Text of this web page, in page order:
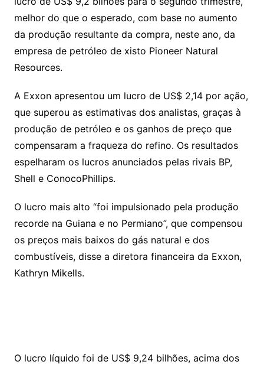
Li
n
k
A
p
p
a
m
dI
n
e
Cl
a
o
o
m
s
a
g
e
o
k.
c
o
p
e
o
o
M
a
d
s
l
e
melhor do que o esperado, com base no aumento
da produção resultante da compra, neste ano, da
empresa de petróleo de xisto Pioneer Natural
Resources.
A Exxon apresentou um lucro de US$ 2,14 por ação,
que superou as estimativas dos analistas, graças à
produção de petróleo e os ganhos de preço que
compensaram a fraqueza do refino. Os resultados
espelharam os lucros anunciados pelas rivais BP,
Shell e ConocoPhillips.
O lucro mais alto “foi impulsionado pela produção
recorde na Guiana e no Permiano”, que compensou
os preços mais baixos do gás natural e dos
combustíveis, disse a diretora financeira da Exxon,
Kathryn Mikells.
O lucro líquido foi de US$ 9,24 bilhões, acima dos